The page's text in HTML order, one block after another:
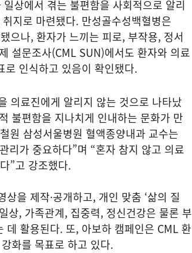
상에서 겪는 불편함을 사회적으로 알리
지로 마련됐다. 만성골수성백혈병은
으나, 환자가 느끼는 피로, 부작용, 정서
설문조사(CML SUN)에서도 환자와 의료
인식하고 있음이 확인됐다.
의료진에게 알리지 않는 것으로 나타났
불편함을 지나치게 인내하는 문화가 만
원 삼성서울병원 혈액종양내과 교수는
리가 중요하다”며 “혼자 참지 않고 의료
”고 강조했다.
을 제작·공개하고, 개인 맞춤 ‘삶의 질
상, 가족관계, 집중력, 정신건강은 물론 부
데 활용된다. 또, 아보하 캠페인은 CML 환
화를 목표로 하고 있다.